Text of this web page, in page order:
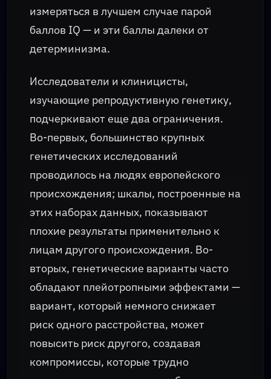
измеряться в лучшем случае парой
баллов IQ — и эти баллы далеки от
детерминизма.
Исследователи и клиницисты,
изучающие репродуктивную генетику,
подчеркивают еще два ограничения.
Во-первых, большинство крупных
генетических исследований
проводилось на людях европейского
происхождения; шкалы, построенные на
этих наборах данных, показывают
плохие результаты применительно к
лицам другого происхождения. Во-
вторых, генетические варианты часто
обладают плейотропными эффектами —
вариант, который немного снижает
риск одного расстройства, может
повысить риск другого, создавая
компромиссы, которые трудно